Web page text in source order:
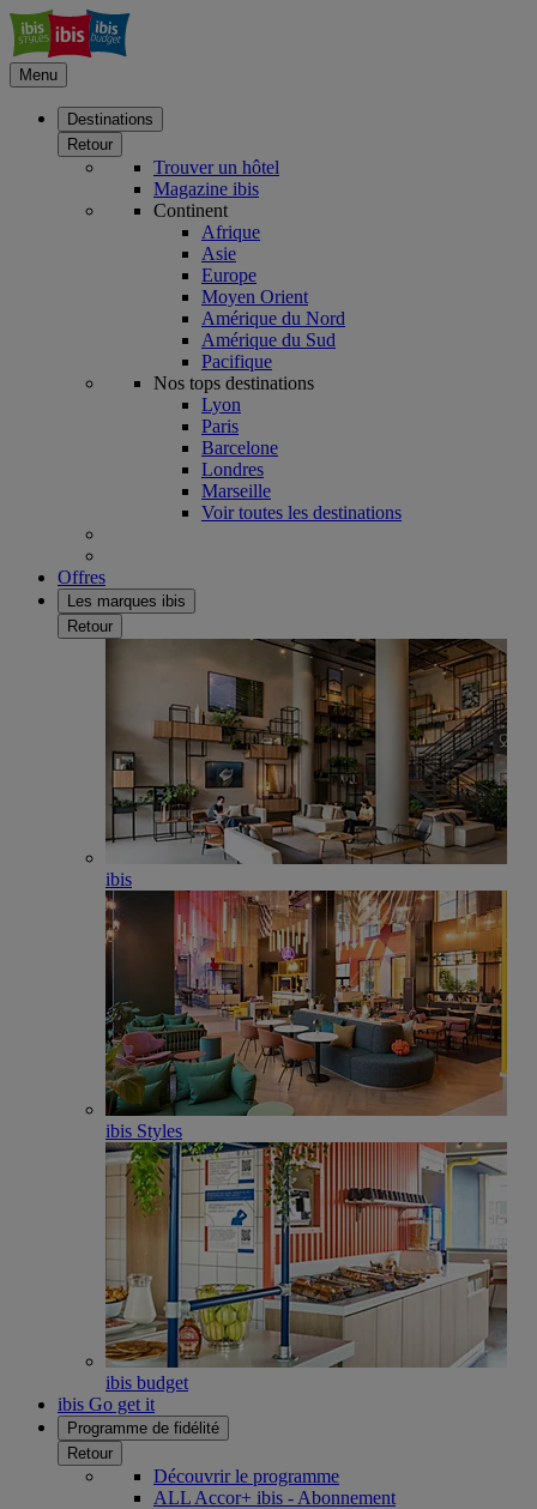
Menu
Destinations
Retour
Trouver un hôtel
Magazine ibis
Continent
Afrique
Asie
Europe
Moyen Orient
Amérique du Nord
Amérique du Sud
Pacifique
Nos tops destinations
Lyon
Paris
Barcelone
Londres
Marseille
Voir toutes les destinations
Offres
Les marques ibis
Retour
ibis
ibis Styles
ibis budget
ibis Go get it
Programme de fidélité
Retour
Découvrir le programme
ALL Accor+ ibis - Abonnement